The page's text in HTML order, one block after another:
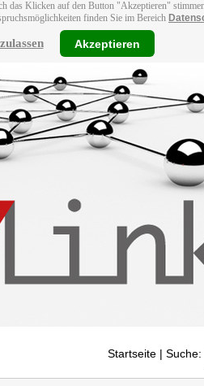
das Klicken auf den Button "Akzeptieren"
finden Sie im Bereich
Akzeptieren
Startseite | Suche: